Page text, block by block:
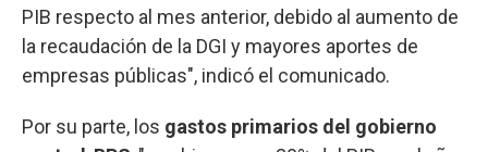
PIB respecto al mes anterior, debido al aumento de
la recaudación de la DGI y mayores aportes de
empresas públicas", indicó el comunicado.
Por su parte, los gastos primarios del gobierno